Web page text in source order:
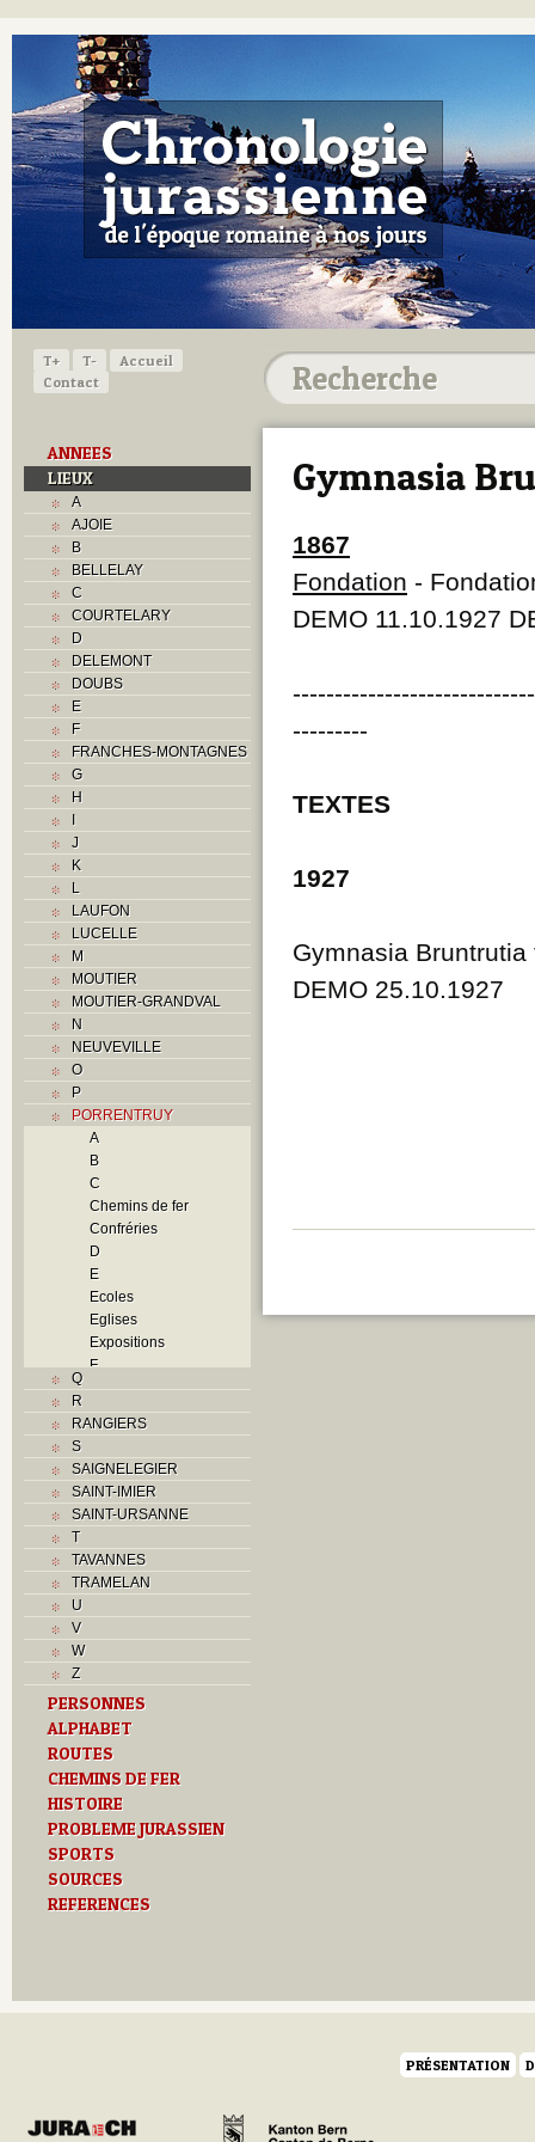
T+ T-
Accueil
Contact
ANNEES
LIEUX
A
AJOIE
B
BELLELAY
C
COURTELARY
D
DELEMONT
DOUBS
E
F
FRANCHES-MONTAGNES
G
H
I
J
K
L
LAUFON
LUCELLE
M
MOUTIER
MOUTIER-GRANDVAL
N
NEUVEVILLE
O
P
PORRENTRUY
A
B
C
Chemins de fer
Confréries
D
E
Ecoles
Eglises
Expositions
F
H
I
J
K
M
Monuments historiques
Paroisses
R
S
Sociétés locales
Textes
U
V
Z
Q
R
RANGIERS
S
SAIGNELEGIER
SAINT-IMIER
SAINT-URSANNE
T
TAVANNES
TRAMELAN
U
V
W
Z
PERSONNES
ALPHABET
ROUTES
CHEMINS DE FER
HISTOIRE
PROBLEME JURASSIEN
SPORTS
SOURCES
REFERENCES
Gymnasia
1867
Fondation -
DEMO 11.10.1927
---------
TEXTES
1927
Gymnasia
DEMO 25.10.1927
PRÉSENTATION